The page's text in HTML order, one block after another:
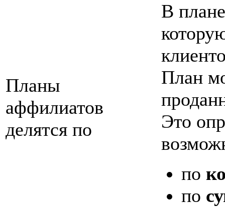
Планы
аффилиатов
делятся по
В
План
Это
по
по